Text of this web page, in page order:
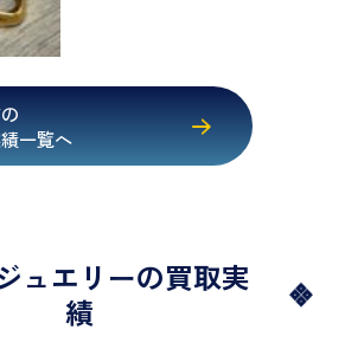
一覧へ
ュエリーの買取実
績